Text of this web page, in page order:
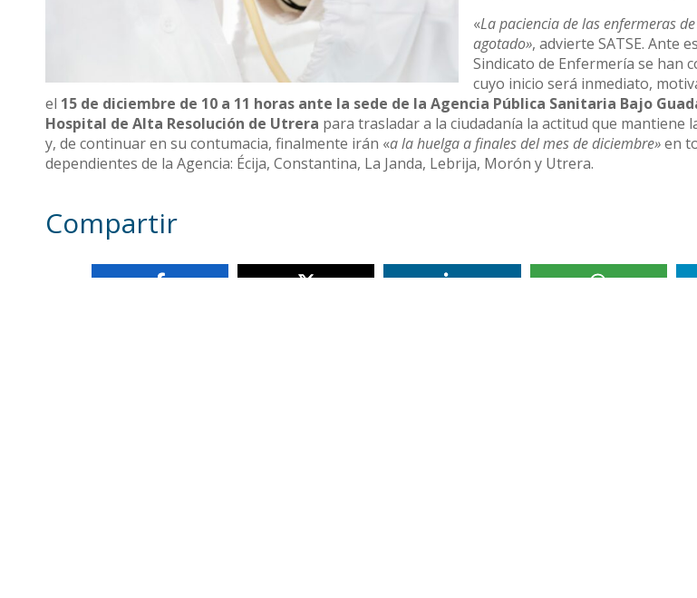
«La paciencia delas enfermeras
agotado», advierte SATSE. Ante
Sindicato de Enfermería se han
cuyo inicio será inmediato,
el 15 de diciembre de 10 a 11 horas ante la sede de la Agencia Pública Sanitaria Bajo
Hospital de Alta Resolución de Utrera para trasladar a la ciudadanía la actitud que mantiene
y, de continuar en su contumacia, finalmente irán «a la huelga a finales del mes de diciembre»en
dependientes de la Agencia: Écija, Constantina, La Janda, Lebrija, Morón y Utrera.
Compartir